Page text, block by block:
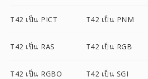
T42 เป็น PICT T42 เป็น PNM
T42 เป็น RAS T42 เป็น RGB
T42 เป็น RGBO T42 เป็น SGI